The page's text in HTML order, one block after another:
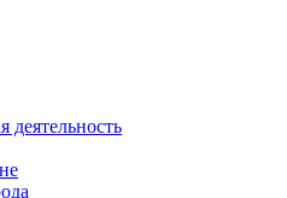
деятельность